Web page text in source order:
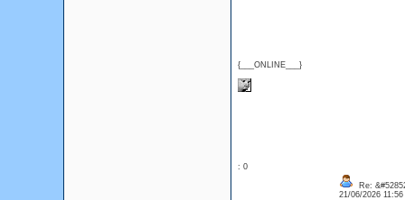
{___ONLINE___}
: 0
Re:
21/06/2026